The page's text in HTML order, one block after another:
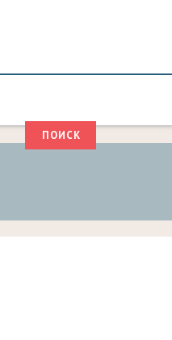
ФОРМА
Поиск